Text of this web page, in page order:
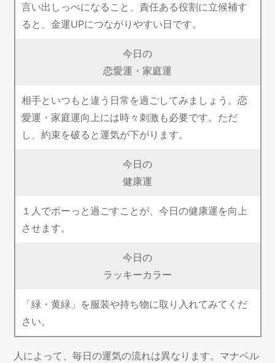
言い出しっぺになること、責任ある役割に立候補す
ると、金運UPにつながりやすい日です。
今日の
恋愛運・家庭運
相手といつもと違う日常を過ごしてみましょう。恋
愛運・家庭運向上には時々刺激も必要です。ただ
し、約束を破ると運気が下がります。
今日の
健康運
１人でボーっと過ごすことが、今日の健康運を向上
させます。
今日の
ラッキーカラー
「緑・黄緑」を服装や持ち物に取り入れてみてくだ
さい。
人によって、毎日の運気の流れは異なります。マナベル